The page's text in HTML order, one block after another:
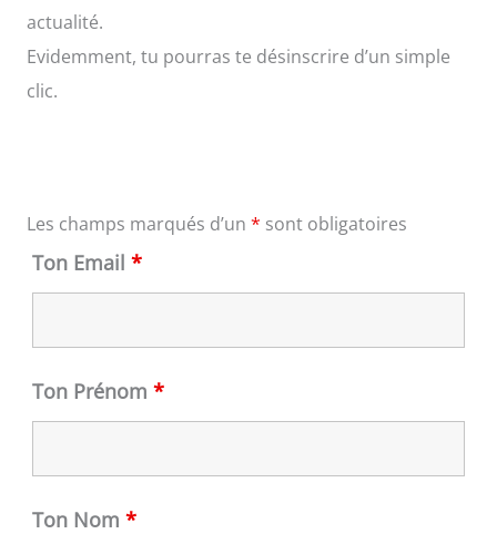
actualité.
Evidemment, tu pourras te désinscrire d’un simple
clic.
Les champs marqués d’un * sont obligatoires
Ton Email *
Ton Prénom *
Ton Nom *